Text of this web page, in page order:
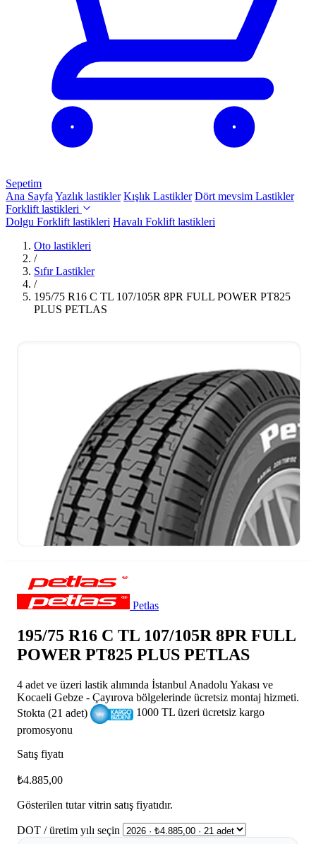
Sepetim
Ana Sayfa Yazlık lastikler Kışlık Lastikler Dört mevsim Lastikler
Forklift lastikleri
Dolgu Forklift lastikleri Havalı Foklift lastikleri
Oto lastikleri
/
Sıfır Lastikler
/
195/75 R16 C TL 107/105R 8PR FULL POWER PT825
PLUS PETLAS
Petlas
195/75 R16 C TL 107/105R 8PR FULL
POWER PT825 PLUS PETLAS
4 adet ve üzeri lastik alımında İstanbul Anadolu Yakası ve
Kocaeli Gebze - Çayırova bölgelerinde ücretsiz montaj hizmeti.
Stokta (21 adet)
1000 TL üzeri ücretsiz kargo
promosyonu
Satış fiyatı
₺4.885,00
Gösterilen tutar vitrin satış fiyatıdır.
DOT / üretim yılı seçin